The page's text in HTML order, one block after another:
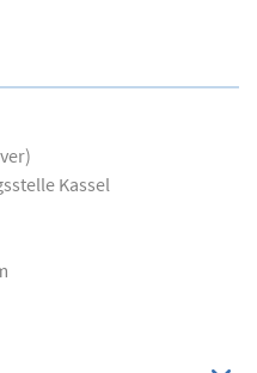
Kassel